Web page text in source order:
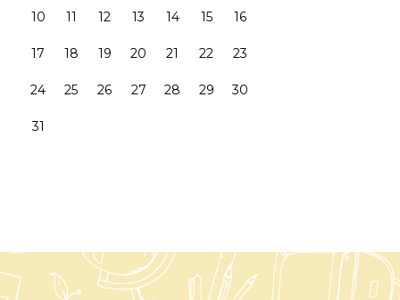
10 11 12 13 14 15 16
17 18 19 20 21 22 23
24 25 26 27 28 29 30
31